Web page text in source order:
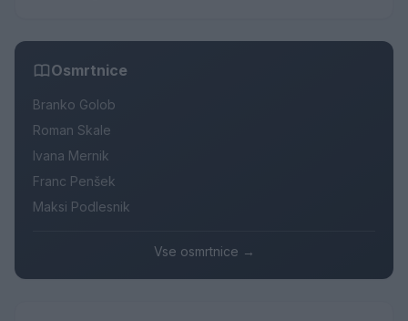
Osmrtnice
Branko Golob
Roman Skale
Ivana Mernik
Franc Penšek
Maksi Podlesnik
Vse osmrtnice →